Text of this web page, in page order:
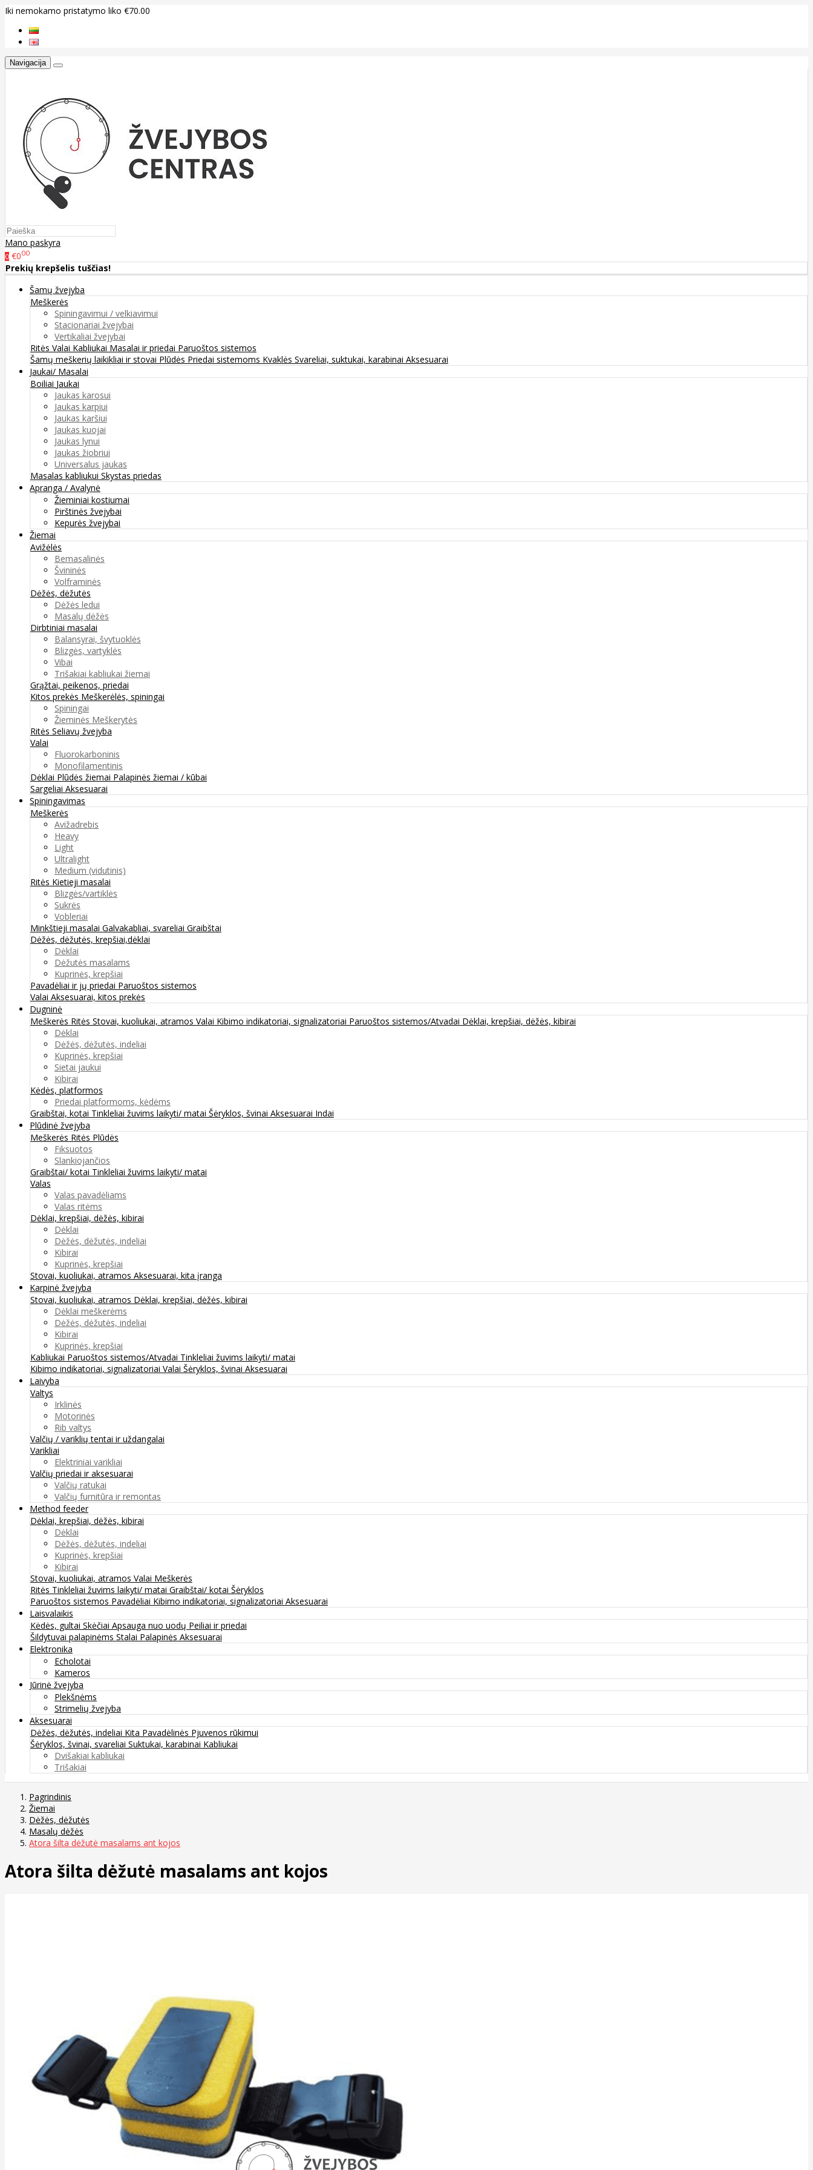
Iki nemokamo pristatymo liko €70.00
Navigacija
Mano paskyra
0 €000
Prekių krepšelis tuščias!
Šamų žvejyba
Meškerės
Spiningavimui / velkiavimui
Stacionariai žvejybai
Vertikaliai žvejybai
Ritės Valai Kabliukai Masalai ir priedai Paruoštos sistemos
Šamų meškerių laikikliai ir stovai Plūdės Priedai sistemoms Kvaklės Svareliai, suktukai, karabinai Aksesuarai
Jaukai/ Masalai
Boiliai Jaukai
Jaukas karosui
Jaukas karpiui
Jaukas karšiui
Jaukas kuojai
Jaukas lynui
Jaukas žiobriui
Universalus jaukas
Masalas kabliukui Skystas priedas
Apranga / Avalynė
Žieminiai kostiumai
Pirštinės žvejybai
Kepurės žvejybai
Žiemai
Avižėlės
Bemasalinės
Švininės
Volframinės
Dėžės, dėžutės
Dėžės ledui
Masalų dėžės
Dirbtiniai masalai
Balansyrai, švytuoklės
Blizgės, vartyklės
Vibai
Trišakiai kabliukai žiemai
Grąžtai, peikenos, priedai
Kitos prekės Meškerėlės, spiningai
Spiningai
Žieminės Meškerytės
Ritės Seliavų žvejyba
Valai
Fluorokarboninis
Monofilamentinis
Dėklai Plūdės žiemai Palapinės žiemai / kūbai
Sargeliai Aksesuarai
Spiningavimas
Meškerės
Avižadrebis
Heavy
Light
Ultralight
Medium (vidutinis)
Ritės Kietieji masalai
Blizgės/vartiklės
Sukrės
Vobleriai
Minkštieji masalai Galvakabliai, svareliai Graibštai
Dėžės, dėžutės, krepšiai,dėklai
Dėklai
Dėžutės masalams
Kuprinės, krepšiai
Pavadėliai ir jų priedai Paruoštos sistemos
Valai Aksesuarai, kitos prekės
Dugninė
Meškerės Ritės Stovai, kuoliukai, atramos Valai Kibimo indikatoriai, signalizatoriai Paruoštos sistemos/Atvadai Dėklai, krepšiai, dėžės, kibirai
Dėklai
Dėžės, dėžutės, indeliai
Kuprinės, krepšiai
Sietai jaukui
Kibirai
Kėdės, platformos
Priedai platformoms, kėdėms
Graibštai, kotai Tinkleliai žuvims laikyti/ matai Šėryklos, švinai Aksesuarai Indai
Plūdinė žvejyba
Meškerės Ritės Plūdės
Fiksuotos
Slankiojančios
Graibštai/ kotai Tinkleliai žuvims laikyti/ matai
Valas
Valas pavadėliams
Valas ritėms
Dėklai, krepšiai, dėžės, kibirai
Dėklai
Dėžės, dėžutės, indeliai
Kibirai
Kuprinės, krepšiai
Stovai, kuoliukai, atramos Aksesuarai, kita įranga
Karpinė žvejyba
Stovai, kuoliukai, atramos Dėklai, krepšiai, dėžės, kibirai
Dėklai meškerėms
Dėžės, dėžutės, indeliai
Kibirai
Kuprinės, krepšiai
Kabliukai Paruoštos sistemos/Atvadai Tinkleliai žuvims laikyti/ matai
Kibimo indikatoriai, signalizatoriai Valai Šėryklos, švinai Aksesuarai
Laivyba
Valtys
Irklinės
Motorinės
Rib valtys
Valčių / variklių tentai ir uždangalai
Varikliai
Elektriniai varikliai
Valčių priedai ir aksesuarai
Valčių ratukai
Valčių furnitūra ir remontas
Method feeder
Dėklai, krepšiai, dėžės, kibirai
Dėklai
Dėžės, dėžutės, indeliai
Kuprinės, krepšiai
Kibirai
Stovai, kuoliukai, atramos Valai Meškerės
Ritės Tinkleliai žuvims laikyti/ matai Graibštai/ kotai Šėryklos
Paruoštos sistemos Pavadėliai Kibimo indikatoriai, signalizatoriai Aksesuarai
Laisvalaikis
Kėdės, gultai Skėčiai Apsauga nuo uodų Peiliai ir priedai
Šildytuvai palapinėms Stalai Palapinės Aksesuarai
Elektronika
Echolotai
Kameros
Jūrinė žvejyba
Plekšnėms
Strimelių žvejyba
Aksesuarai
Dėžės, dėžutės, indeliai Kita Pavadėlinės Pjuvenos rūkimui
Šėryklos, švinai, svareliai Suktukai, karabinai Kabliukai
Dvišakiai kabliukai
Trišakiai
Pagrindinis
Žiemai
Dėžės, dėžutės
Masalų dėžės
Atora šilta dėžutė masalams ant kojos
Atora šilta dėžutė masalams ant kojos